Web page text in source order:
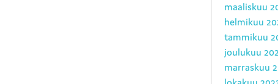
maaliskuu
helmikuu
tammikuu
joulukuu
marraskuu